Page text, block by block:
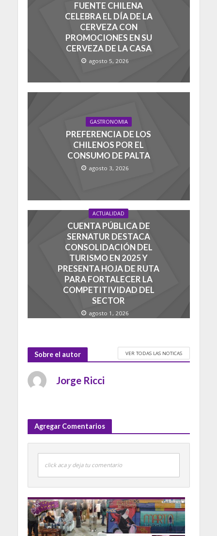
FUENTE CHILENA
CELEBRA EL DÍA DE LA
CERVEZA CON
PROMOCIONES EN SU
CERVEZA DE LA CASA
agosto 5, 2026
GASTRONOMIA
PREFERENCIA DE LOS
CHILENOS POR EL
CONSUMO DE PALTA
agosto 3, 2026
ACTUALIDAD
CUENTA PÚBLICA DE
SERNATUR DESTACA
CONSOLIDACIÓN DEL
TURISMO EN 2025 Y
PRESENTA HOJA DE RUTA
PARA FORTALECER LA
COMPETITIVIDAD DEL
SECTOR
agosto 1, 2026
Sobre el autor VER TODAS LAS NOTICAS
Jorge Ricci
Agregar Comentarios
click aca y deja tu comentario